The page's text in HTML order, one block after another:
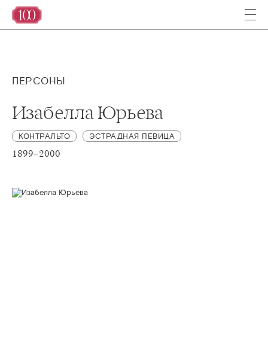
ПЕРСОНЫ
Изабелла Юрьева
КОНТРАЛЬТО ЭСТРАДНАЯ ПЕВИЦА
1899–2000